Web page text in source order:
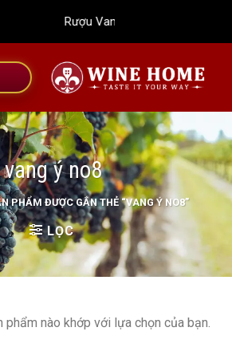
Rượu Vang Wine Home
vang ý no8
PHẨM ĐƯỢC GẮN THẺ “VANG Ý NO8”
LỌC
phẩm nào khớp với lựa chọn của bạn.